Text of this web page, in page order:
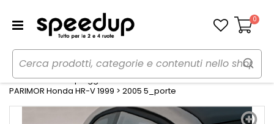
Carrello
0
Home Auto Accessori esterni auto
Deflettori
Deflettore aria - pioggia Mixer Honda HR-V 1999>2005 -
PARIMOR Honda HR-V 1999 > 2005 5_porte